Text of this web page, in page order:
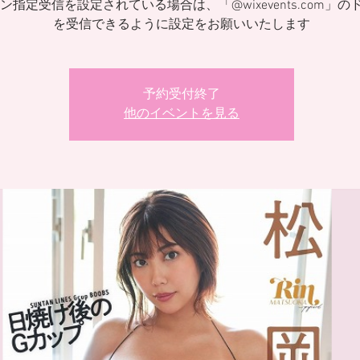
指定受信を設定されている場合は、「@wixevents.com」の
を受信できるように設定をお願いいたします
予約受付終了
他のイベントを見る